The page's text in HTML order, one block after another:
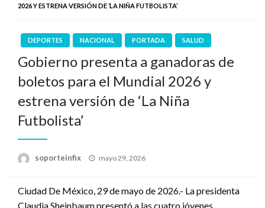
2026 Y ESTRENA VERSIÓN DE ‘LA NIÑA FUTBOLISTA’
DEPORTES NACIONAL PORTADA SALUD
Gobierno presenta a ganadoras de
boletos para el Mundial 2026 y
estrena versión de ‘La Niña
Futbolista’
soporteinfix
Publicado
mayo 29, 2026
Ciudad De México, 29 de mayo de 2026.- La presidenta
Claudia Sheinbaum presentó a las cuatro jóvenes